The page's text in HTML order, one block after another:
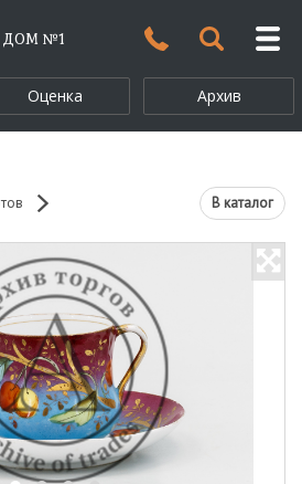
№1
Оценка Архив
В каталог